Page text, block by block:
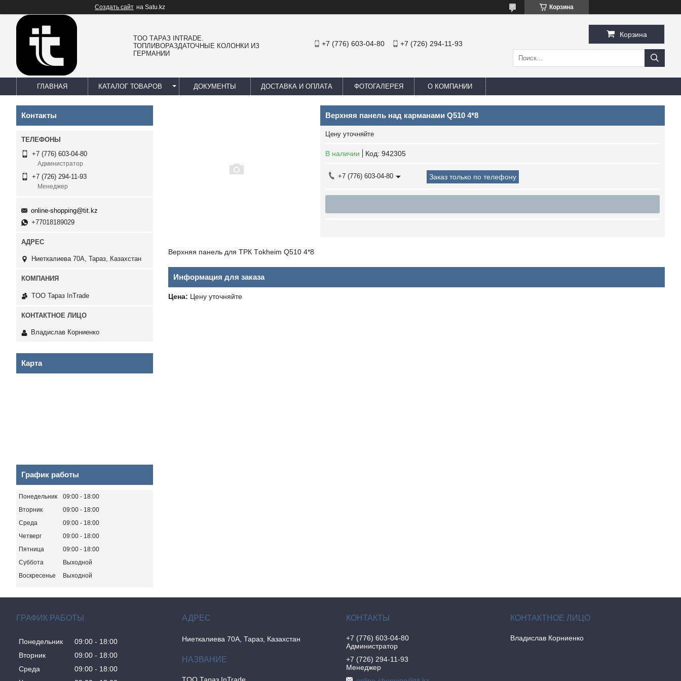
Создать сайт на Satu.kz Корзина
TOO ТАРАЗ INTRADE.
ТОПЛИВОРАЗДАТОЧНЫЕ КОЛОНКИ ИЗ
ГЕРМАНИИ
+7 (776) 603-04-80 +7 (726) 294-11-93
Корзина
ГЛАВНАЯ КАТАЛОГ ТОВАРОВ ДОКУМЕНТЫ ДОСТАВКА И ОПЛАТА ФОТОГАЛЕРЕЯ О КОМПАНИИ
Верхняя панель над карманами Q510 4*8
Цену уточняйте
В наличии Код: 942305
+7 (776) 603-04-80 Заказ только по телефону
Верхняя панель для ТРК Тokheim Q510 4*8
Информация для заказа
Цена: Цену уточняйте
Контакты
+7 (776) 603-04-80
Администратор
+7 (726) 294-11-93
Менеджер
online-shopping@tit.kz
+77018189029
Ниеткалиева 70А, Тараз, Казахстан
TOO Тараз InTrade
Владислав Корниенко
Карта
График работы
Понедельник 09:00
18:00
Вторник
09:00
18:00
Среда
09:00
18:00
Четверг
09:00
18:00
Пятница
09:00
18:00
Суббота
Выходной
Воскресенье
Выходной
ГРАФИК РАБОТЫ
Понедельник 09:00
18:00
Вторник
09:00
18:00
Среда
09:00
18:00
Ниеткалиева 70А, Тараз, Казахстан
+7 (776) 603-04-80
Администратор
+7 (726) 294-11-93
Менеджер
Владислав Корниенко